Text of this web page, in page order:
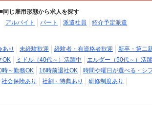
同じ雇用形態から求人を探す
アルバイト
パート 派遣社員 紹介予定派遣
あり 未経験歓迎 経験者・有資格者歓迎
新卒・第二
OK ミドル（40代～）活躍中
エルダー（50代～）活
時～勤務OK 16時前退社OK
時間や曜日が選べる・シ
社会保険あり 社割・特典あり
研修制度あり